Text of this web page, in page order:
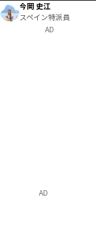
今岡 史江
スペイン特派員
AD
AD